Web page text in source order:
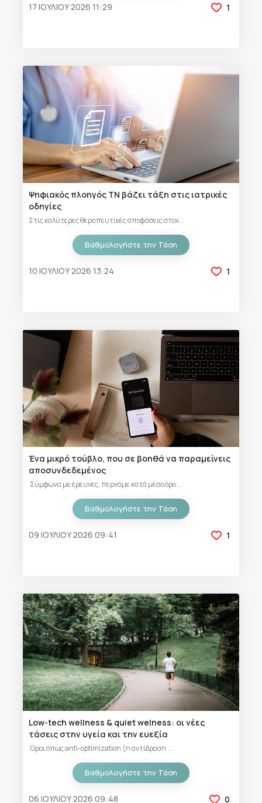
17 ΙΟΥΛΊΟΥ 2026 11:29 1
Ψηφιακός πλοηγός ΤΝ βάζει τάξη στις ιατρικές
οδηγίες
Στις καλύτερες θεραπευτικές αποφάσεις στοχ...
Βαθμολογήστε την Τάση
10 ΙΟΥΛΊΟΥ 2026 13:24 1
Ένα μικρό τούβλο, που σε βοηθά να παραμείνεις
αποσυνδεδεμένος
Σύμφωνα με έρευνες, περνάμε κατά μέσο όρο...
Βαθμολογήστε την Τάση
09 ΙΟΥΛΊΟΥ 2026 09:41 1
Low-tech wellness & quiet welness: οι νέες
τάσεις στην υγεία και την ευεξία
Όροι όπως anti-optimization (η αντίδραση ...
Βαθμολογήστε την Τάση
06 ΙΟΥΛΊΟΥ 2026 09:48 0